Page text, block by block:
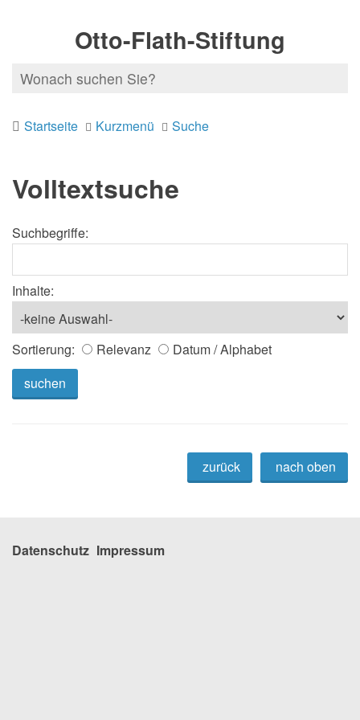
Otto-Flath-Stiftung
Startseite Kurzmenü Suche
Volltextsuche
Suchbegriffe:
Inhalte:
Sortierung: Relevanz Datum / Alphabet
zurück nach oben
Datenschutz Impressum